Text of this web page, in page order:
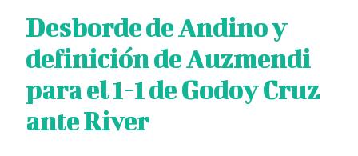
Desborde de Andino y
definición de Auzmendi
para el 1-1 de Godoy Cruz
ante River